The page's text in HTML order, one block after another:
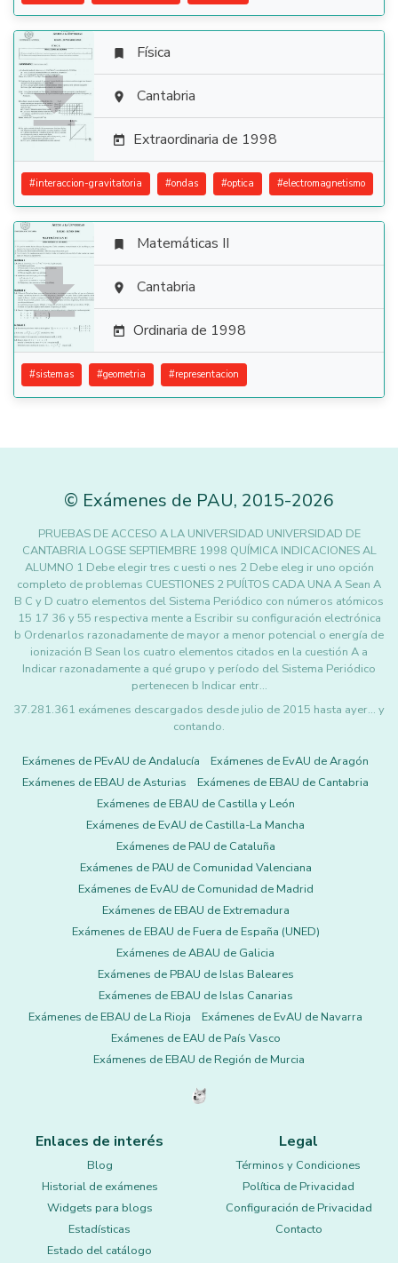

 Física
 Cantabria
 Extraordinaria de 1998
#interaccion-gravitatoria #ondas #optica #electromagnetismo

 Matemáticas II
 Cantabria
 Ordinaria de 1998
#sistemas #geometria #representacion
© Exámenes de PAU, 2015-2026
PRUEBAS DE ACCESO A LA UNIVERSIDAD UNIVERSIDAD DE
CANTABRIA LOGSE SEPTIEMBRE 1998 QUÍMICA INDICACIONES AL
ALUMNO 1 Debe elegir tres c uesti o nes 2 Debe eleg ir uno opción
completo de problemas CUESTIONES 2 PUÍlTOS CADA UNA A Sean A
B C y D cuatro elementos del Sistema Periódico con números atómicos
15 17 36 y 55 respectiva mente a Escribir su configuración electrónica
b Ordenarlos razonadamente de mayor a menor potencial o energía de
ionización B Sean los cuatro elementos citados en la cuestión A a
Indicar razonadamente a qué grupo y período del Sistema Periódico
pertenecen b Indicar entr…
37.281.361 exámenes descargados desde julio de 2015 hasta ayer... y
contando.
Exámenes de PEvAU de Andalucía
Exámenes de EvAU de Aragón
Exámenes de EBAU de Asturias
Exámenes de EBAU de Cantabria
Exámenes de EBAU de Castilla y León
Exámenes de EvAU de Castilla-La Mancha
Exámenes de PAU de Cataluña
Exámenes de PAU de Comunidad Valenciana
Exámenes de EvAU de Comunidad de Madrid
Exámenes de EBAU de Extremadura
Exámenes de EBAU de Fuera de España (UNED)
Exámenes de ABAU de Galicia
Exámenes de PBAU de Islas Baleares
Exámenes de EBAU de Islas Canarias
Exámenes de EBAU de La Rioja
Exámenes de EvAU de Navarra
Exámenes de EAU de País Vasco
Exámenes de EBAU de Región de Murcia
Enlaces de interés
Blog
Historial de exámenes
Widgets para blogs
Estadísticas
Estado del catálogo
Legal
Términos y Condiciones
Política de Privacidad
Configuración de Privacidad
Contacto